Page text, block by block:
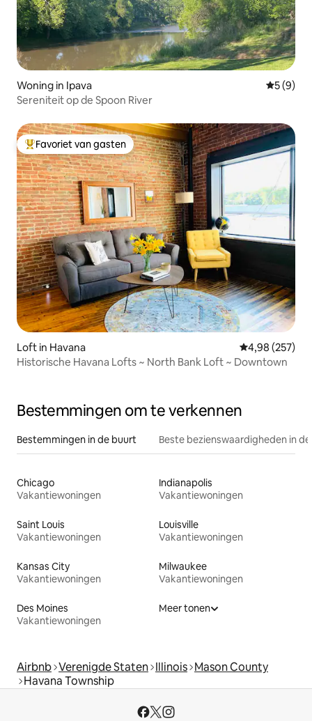
Woning in Ipava
5 (9)
Sereniteit op de Spoon River
Topfavoriet van gasten
Favoriet van gasten
Loft in Havana Gemiddelde
4,98 (257)
Historische Havana Lofts ~ North Bank Loft ~ Downtown
Bestemmingen om te verkennen
Bestemmingen in de buurt Beste bezienswaardigheden in
Chicago
Vakantiewoningen
Indianapolis
Vakantiewoningen
Saint Louis
Vakantiewoningen
Louisville
Vakantiewoningen
Kansas City
Vakantiewoningen
Milwaukee
Vakantiewoningen
Des Moines
Vakantiewoningen
Meer tonen
Airbnb Verenigde Staten Illinois Mason County
Havana Township